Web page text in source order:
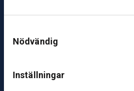
Nödvändig
Inställningar
B
S